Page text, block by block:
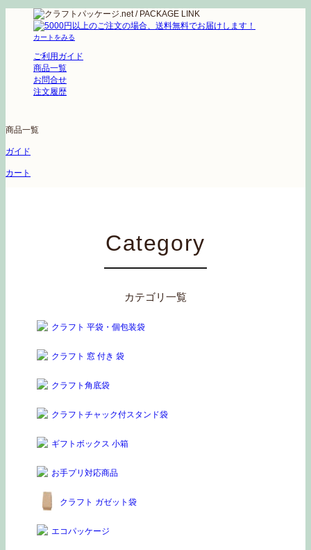
カートをみる
ご利用ガイド
商品一覧
お問合せ
注文履歴
商品一覧
ガイド
カート
Category
カテゴリ一覧
クラフト 平袋・個包装袋
クラフト 窓 付き 袋
クラフト角底袋
クラフトチャック付スタンド袋
ギフトボックス 小箱
お手プリ対応商品
クラフト ガゼット袋
エコパッケージ